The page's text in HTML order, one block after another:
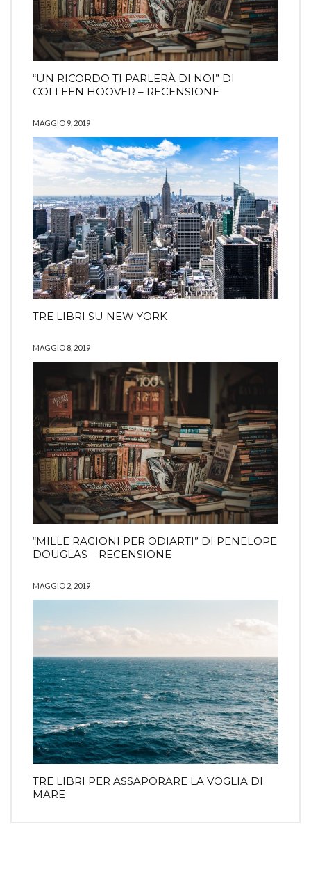
“UN RICORDO TI PARLERÀ DI NOI” DI
COLLEEN HOOVER – RECENSIONE
MAGGIO 9, 2019
TRE LIBRI SU NEW YORK
MAGGIO 8, 2019
“MILLE RAGIONI PER ODIARTI” DI PENELOPE
DOUGLAS – RECENSIONE
MAGGIO 2, 2019
TRE LIBRI PER ASSAPORARE LA VOGLIA DI
MARE